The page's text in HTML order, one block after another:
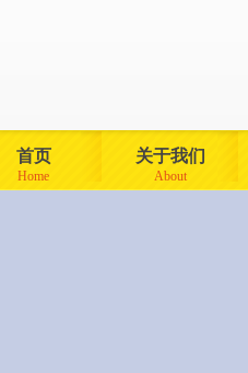
首页
Home
关于我们
About